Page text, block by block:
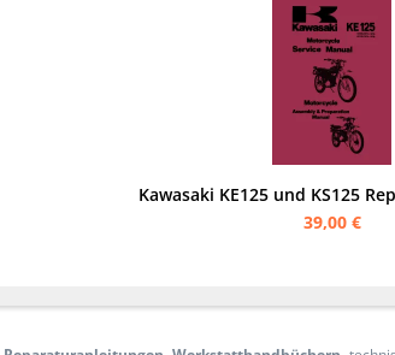
Kawasaki KE125 und KS125
39,00 €